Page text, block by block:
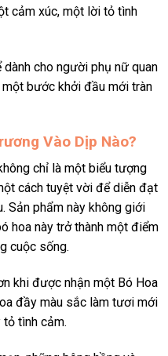
cảm xúc, một lời tỏ tình
cho người phụ nữ quan
bước khởi đầu mới tràn
Vào Dịp Nào?
chỉ là một biểu tượng
cách tuyệt vời để diễn đạt
Sản phẩm này không giới
hoa này trở thành một điểm
cuộc sống.
khi được nhận một Bó Hoa
đầy màu sắc làm tươi mới
tình cảm.